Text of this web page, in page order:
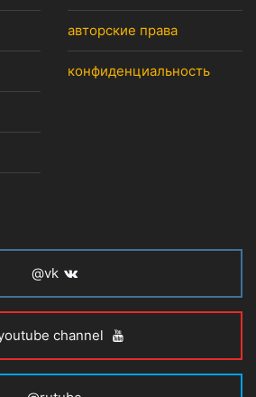
авторские права
конфиденциальность
@vk
channel